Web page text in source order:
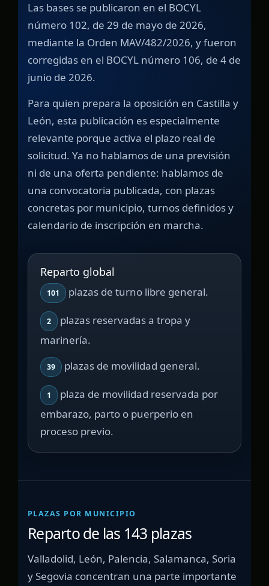
Las bases se publicaron en el BOCYL
número 102, de 29 de mayo de 2026,
mediante la Orden MAV/482/2026, y fueron
corregidas en el BOCYL número 106, de 4 de
junio de 2026.
Para quien prepara la oposición en Castilla y
León, esta publicación es especialmente
relevante porque activa el plazo real de
solicitud. Ya no hablamos de una previsión
ni de una oferta pendiente: hablamos de
una convocatoria publicada, con plazas
concretas por municipio, turnos definidos y
calendario de inscripción en marcha.
Reparto global
101 plazas de turno libre general.
2
plazas reservadas a tropa y
marinería.
39 plazas de movilidad general.
1
plaza de movilidad reservada por
embarazo, parto o puerperio en
proceso previo.
PLAZAS POR MUNICIPIO
Reparto de las 143 plazas
Valladolid, León, Palencia, Salamanca, Soria
y Segovia concentran una parte importante